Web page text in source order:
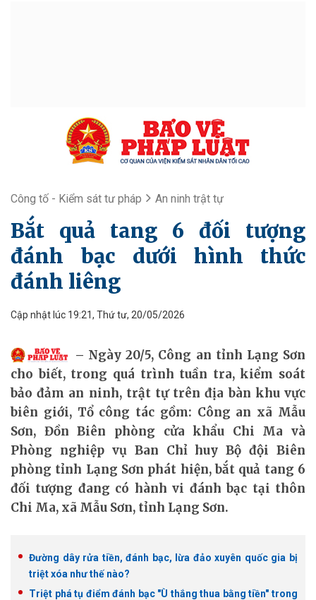
Công tố - Kiểm sát tư pháp An ninh trật tự
Bắt quả tang 6 đối tượng
đánh bạc dưới hình thức
đánh liêng
Cập nhật lúc 19:21, Thứ tư, 20/05/2026
Ngày 20/5, Công an tỉnh Lạng Sơn
cho biết, trong quá trình tuần tra, kiểm soát
bảo đảm an ninh, trật tự trên địa bàn khu vực
biên giới, Tổ công tác gồm: Công an xã Mẫu
Sơn, Đồn Biên phòng cửa khẩu Chi Ma và
Phòng nghiệp vụ Ban Chỉ huy Bộ đội Biên
phòng tỉnh Lạng Sơn phát hiện, bắt quả tang 6
đối tượng đang có hành vi đánh bạc tại thôn
Chi Ma, xã Mẫu Sơn, tỉnh Lạng Sơn.
Đường dây rửa tiền, đánh bạc, lừa đảo xuyên quốc gia bị
triệt xóa như thế nào?
Triệt phá tụ điểm đánh bạc "Ù thắng thua bằng tiền" trong